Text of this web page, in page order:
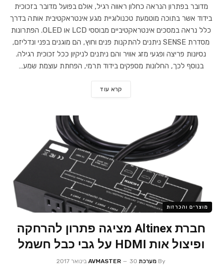
מדובר בפתרון הנראה כחלון ראווה רגיל, אולם בפועל מדובר בזכוכית
בידוד אשר בתוכה מוטמעת טכנולוגיית מגע אינטראקטיבית אותה בדרך
כלל נראה במסכים אינטראקטיביים מבוססי LCD או OLED. הפתרונות
מסדרת SENSE ניתנים להתקנות פנים וחוץ, הם מוגנים בפני ונדליזם,
נסיונות פריצה ופגעי מזג אוויר והם ניתנים לניקיון ככל זכוכית רגילה.
בנוסף לכך, החלונות מספקים בידוד תרמי, הפחתת עוצמת שמע…
קרא עוד
מוצרים והכרזות
חברת Altinex מציגה פתרון להרחקה
ופיצול אות HDMI על גבי כבל חשמל
By מערכת AVMASTER 30 בינואר 2017